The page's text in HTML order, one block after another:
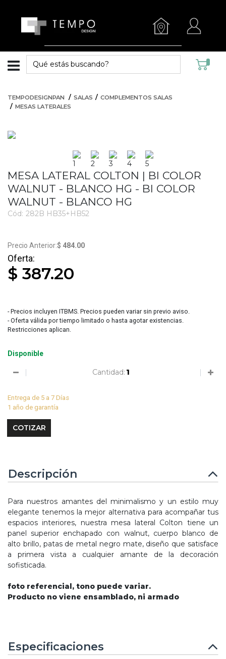
TEMPODESIGNPAN SALAS
COMPLEMENTOS SALAS
MESAS LATERALES
MESA LATERAL COLTON | BI COLOR
WALNUT - BLANCO HG - BI COLOR
WALNUT - BLANCO HG
Cód: 282B HB35+HB52
$ 484.00
$ 387.20
- Precios incluyen ITBMS. Precios pueden variar sin previo aviso.
- Oferta válida por tiempo limitado o hasta agotar existencias.
Restricciones aplican.
Disponible
Cantidad:
Entrega de 5 a 7 Días
1 año de garantía
Descripción
Para nuestros amantes del minimalismo y un estilo muy
elegante tenemos la mejor alternativa para acompañar tus
espacios interiores, nuestra mesa lateral Colton tiene un
panel superior enchapado con walnut, cuerpo blanco de
alto brillo, patas de metal negro mate, diseño que satisface
a primera vista a cualquier amante de la decoración
sofisticada.
foto referencial, tono puede variar.
Producto no viene ensamblado, ni armado
Especificaciones